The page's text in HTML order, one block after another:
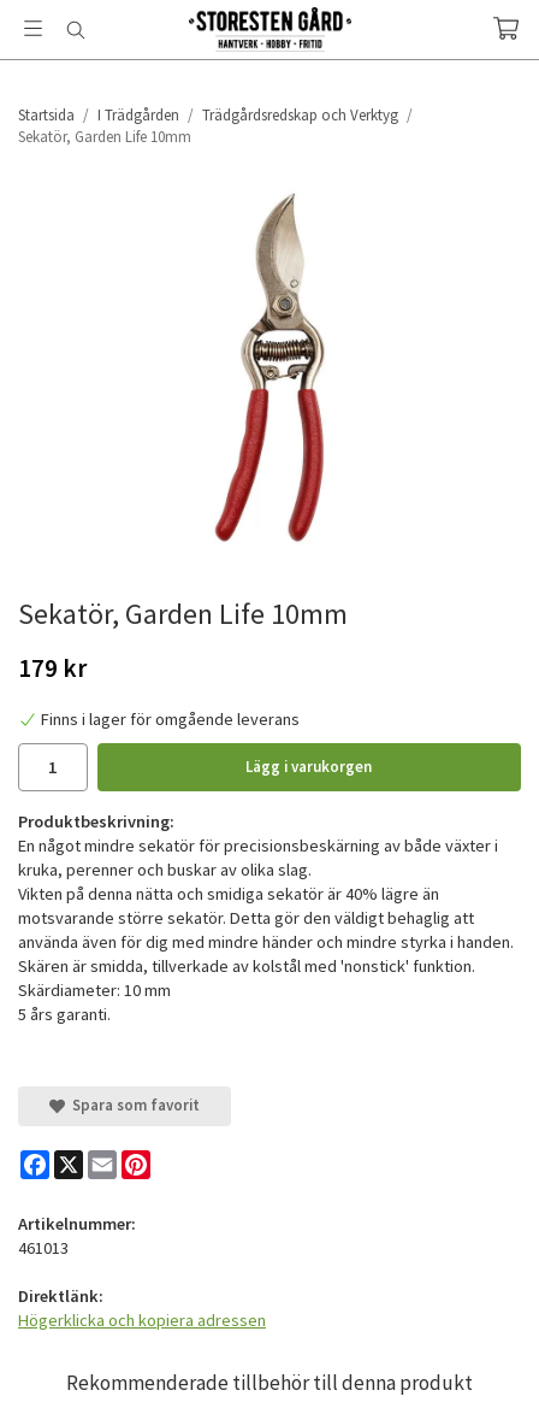
Startsida / I Trädgården / Trädgårdsredskap och Verktyg /
Sekatör, Garden Life 10mm
Sekatör, Garden Life 10mm
179 kr
Finns i lager för omgående leverans
Lägg i varukorgen
Produktbeskrivning:
En något mindre sekatör för precisionsbeskärning av både växter i
kruka, perenner och buskar av olika slag.
Vikten på denna nätta och smidiga sekatör är 40% lägre än
motsvarande större sekatör. Detta gör den väldigt behaglig att
använda även för dig med mindre händer och mindre styrka i handen.
Skären är smidda, tillverkade av kolstål med 'nonstick' funktion.
Skärdiameter: 10 mm
5 års garanti.
Spara som favorit
Facebook
X Email
Artikelnummer:
461013
Direktlänk:
Högerklicka och kopiera adressen
Rekommenderade tillbehör till denna produkt